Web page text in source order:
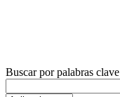
Buscar por palabras clave